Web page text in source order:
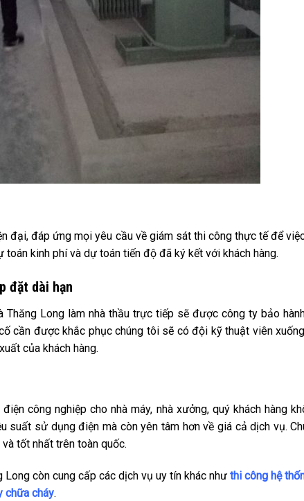
đại, đáp ứng mọi yêu cầu về giám sát thi công thực tế để
kinh phí và dự toán tiến độ đã ký kết với khách hàng.
đặt dài hạn
Long làm nhà thầu trực tiếp sẽ được công ty bảo
cần được khắc phục chúng tôi sẽ có đội kỹ thuật viên
của khách hàng.
công nghiệp cho nhà máy, nhà xưởng, quý khách hàng
suất sử dụng điện mà còn yên tâm hơn về giá cả dịch vụ.
tốt nhất trên toàn quốc.
còn cung cấp các dịch vụ uy tín khác như thi công hệ
chữa cháy.